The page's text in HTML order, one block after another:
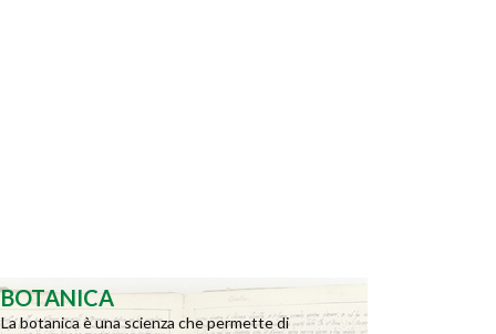
BOTANICA
La botanica è una scienza che permette di